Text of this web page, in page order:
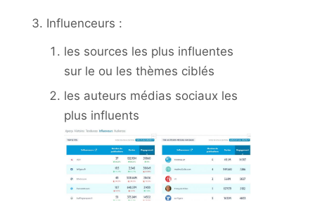
Influenceurs :
les sources les plus influentes
sur le ou les thèmes ciblés
les auteurs médias sociaux les
plus influents